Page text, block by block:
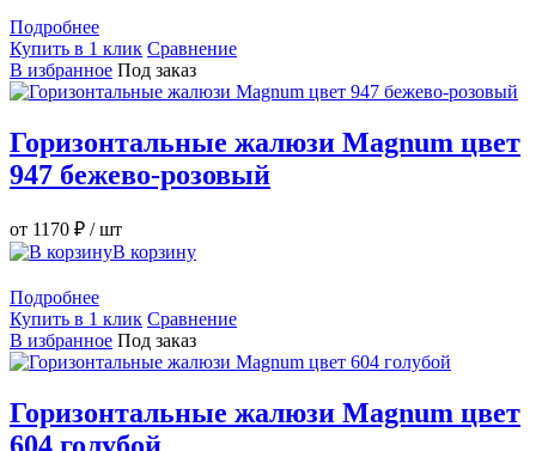
Подробнее
Купить в 1 клик Сравнение
В избранное Под заказ
Горизонтальные жалюзи Magnum цвет
947 бежево-розовый
от 1170 ₽ / шт
В корзину
Подробнее
Купить в 1 клик Сравнение
В избранное Под заказ
Горизонтальные жалюзи Magnum цвет
604 голубой